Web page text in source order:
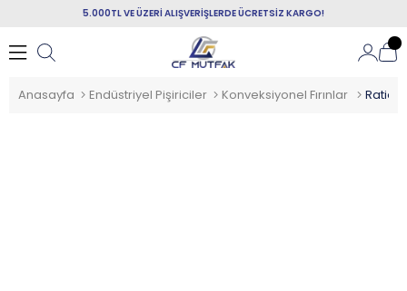
5.000TL VE ÜZERİ ALIŞVERİŞLERDE ÜCRETSİZ KARGO!
Anasayfa Endüstriyel Pişiriciler Konveksiyonel Fırınlar